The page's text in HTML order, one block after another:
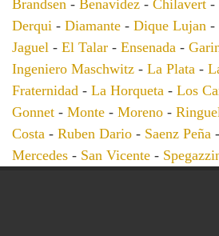
Brandsen - Benavidez - Chilavert -
Derqui - Diamante - Dique Lujan -
Jaguel - El Talar - Ensenada -
Ingeniero Maschwitz - La Plata -
Fraternidad - La Horqueta - Los
Gonnet - Monte - Moreno -
Costa - Ruben Dario - Saenz Peña -
Mercedes - San Vicente -